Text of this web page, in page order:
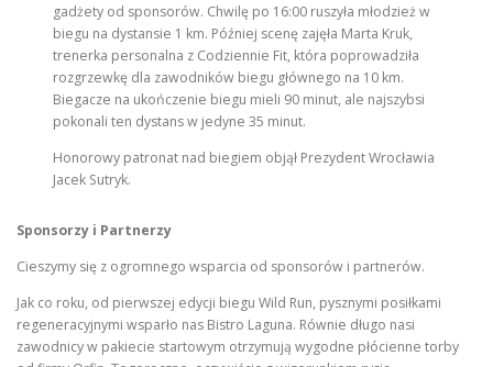
gadżety od sponsorów. Chwilę po 16:00 ruszyła młodzież w
biegu na dystansie 1 km. Później scenę zajęła Marta Kruk,
trenerka personalna z Codziennie Fit, która poprowadziła
rozgrzewkę dla zawodników biegu głównego na 10 km.
Biegacze na ukończenie biegu mieli 90 minut, ale najszybsi
pokonali ten dystans w jedyne 35 minut.
Honorowy patronat nad biegiem objął Prezydent Wrocławia
Jacek Sutryk.
Sponsorzy i Partnerzy
Cieszymy się z ogromnego wsparcia od sponsorów i partnerów.
Jak co roku, od pierwszej edycji biegu Wild Run, pysznymi posiłkami
regeneracyjnymi wsparło nas Bistro Laguna. Równie długo nasi
zawodnicy w pakiecie startowym otrzymują wygodne płócienne torby